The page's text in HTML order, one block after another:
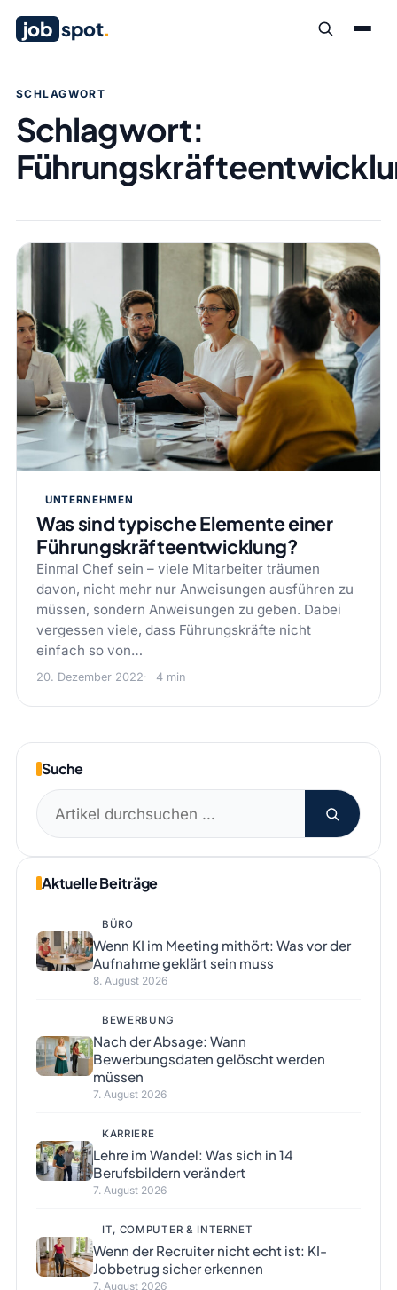
job spot.
SCHLAGWORT
Schlagwort:
UNTERNEHMEN
Was sind typische Elemente einer
Führungskräfteentwicklung?
Einmal Chef sein – viele Mitarbeiter träumen
davon, nicht mehr nur Anweisungen ausführen zu
müssen, sondern Anweisungen zu geben. Dabei
vergessen viele, dass Führungskräfte nicht
einfach so von…
20. Dezember 2022 4 min
Suche
Suchen
nach:
Aktuelle Beiträge
BÜRO
Wenn KI im Meeting mithört: Was vor der
Aufnahme geklärt sein muss
8. August 2026
BEWERBUNG
Nach der Absage: Wann
Bewerbungsdaten gelöscht werden
müssen
7. August 2026
KARRIERE
Lehre im Wandel: Was sich in 14
Berufsbildern verändert
7. August 2026
IT, COMPUTER & INTERNET
Wenn der Recruiter nicht echt ist: KI-
Jobbetrug sicher erkennen
7. August 2026